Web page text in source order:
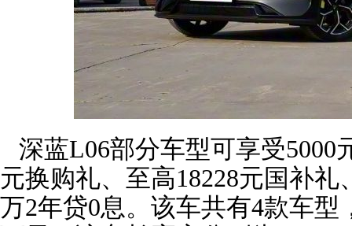
深蓝L06部分车型可享受5000
元换购礼、至高18228元国补礼
万2年贷0息。该车共有4款车型